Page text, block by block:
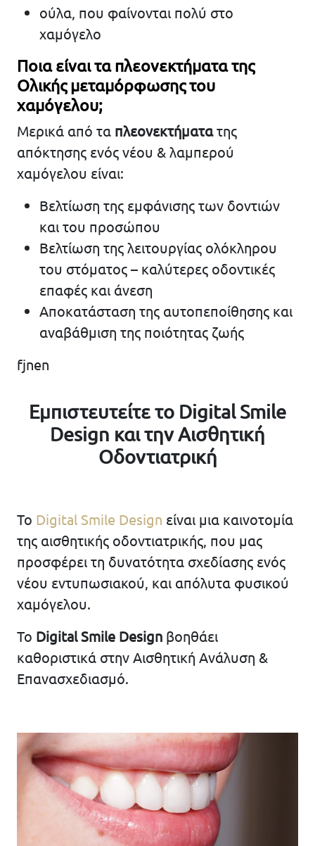
ούλα, που φαίνονται πολύ στο
χαμόγελο
Ποια είναι τα πλεονεκτήματα της
Ολικής μεταμόρφωσης του
χαμόγελου;
Μερικά από τα πλεονεκτήματατης
απόκτησης ενός νέου & λαμπερού
χαμόγελου είναι:
Βελτίωση της εμφάνισης των δοντιών
και του προσώπου
Βελτίωση της λειτουργίας ολόκληρου
του στόματος – καλύτερες οδοντικές
επαφές και άνεση
Αποκατάσταση της αυτοπεποίθησης και
αναβάθμιση της ποιότητας ζωής
fjnen
Εμπιστευτείτε το Digital Smile
Design και την Αισθητική
Οδοντιατρική
Το Digital Smile Design είναι μια καινοτομία
της αισθητικής οδοντιατρικής, που μας
προσφέρει τη δυνατότητα σχεδίασης ενός
νέου εντυπωσιακού, και απόλυτα φυσικού
χαμόγελου.
Το Digital Smile Design βοηθάει
καθοριστικά στην Αισθητική Ανάλυση &
Επανασχεδιασμό.